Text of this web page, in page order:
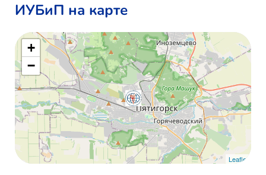
ИУБиП на карте
+
−
Leaflet